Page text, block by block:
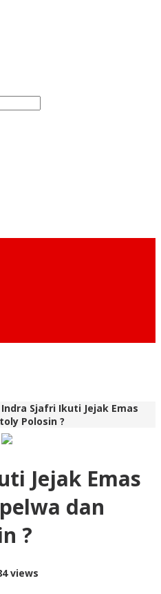
Indra Sjafri Ikuti Jejak Emas
Polosin ?
Jejak Emas
dan
?
views